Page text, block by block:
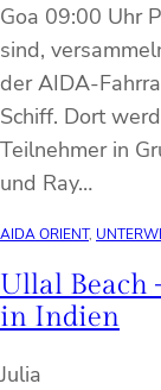
Goa 09:00 Uhr
sind,
der AIDA-
Schiff. Dort
Teilnehmer in
und Ray…
AIDA ORIENT,
Ullal Beach
in Indien
Julia